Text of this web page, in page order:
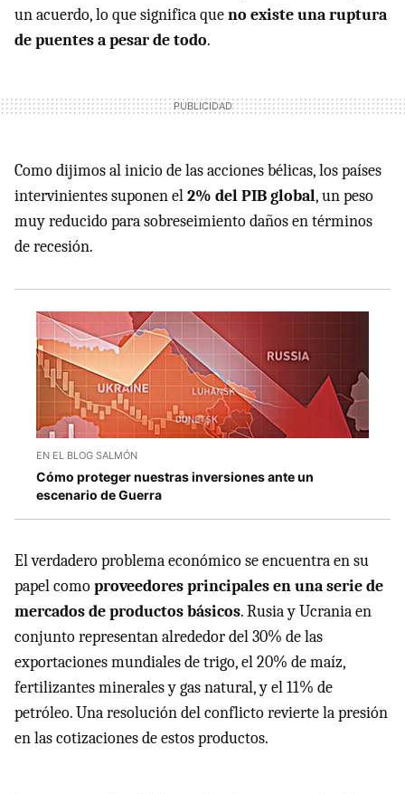
un acuerdo, lo que significa queno existe una ruptura
de puentes a pesar de todo.
Como dijimos al inicio de las acciones bélicas, los países
intervinientes suponen el2% del PIB global, un peso
muy reducido para sobreseimiento daños en términos
de recesión.
EN EL BLOG SALMÓN
Cómo proteger nuestras inversiones ante un
escenario de Guerra
El verdadero problema económico se encuentra en su
papel comoproveedores principales en una serie de
mercados de productos básicos. Rusia y Ucrania en
conjunto representan alrededor del 30% de las
exportaciones mundiales de trigo, el 20% de maíz,
fertilizantes minerales y gas natural, y el 11% de
petróleo. Una resolución del conflicto revierte la presión
en las cotizaciones de estos productos.